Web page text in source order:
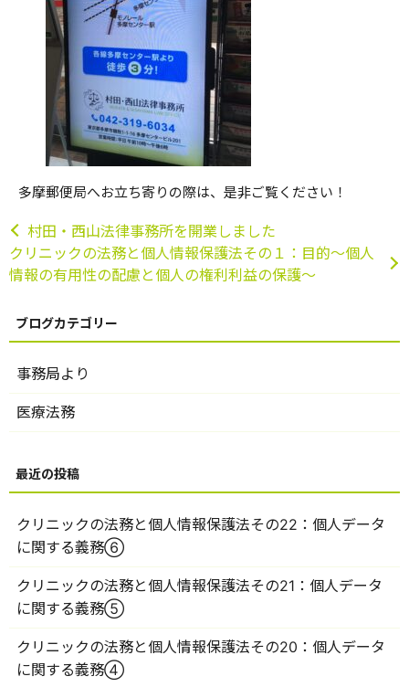
多摩郵便局へお立ち寄りの際は、是非ご覧ください！
村田・西山法律事務所を開業しました
クリニックの法務と個人情報保護法その１：目的～個人
情報の有用性の配慮と個人の権利利益の保護～
事務局より
医療法務
クリニックの法務と個人情報保護法その22：個人データ
に関する義務⑥
クリニックの法務と個人情報保護法その21：個人データ
に関する義務⑤
クリニックの法務と個人情報保護法その20：個人データ
に関する義務④